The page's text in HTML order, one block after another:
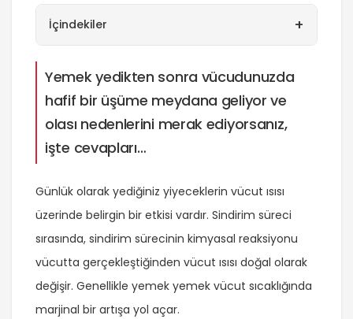
İçindekiler +
Yemek yedikten sonra vücudunuzda
hafif bir üşüme meydana geliyor ve
olası nedenlerini merak ediyorsanız,
işte cevapları…
Günlük olarak yediğiniz yiyeceklerin vücut ısısı
üzerinde belirgin bir etkisi vardır. Sindirim süreci
sırasında, sindirim sürecinin kimyasal reaksiyonu
vücutta gerçekleştiğinden vücut ısısı doğal olarak
değişir. Genellikle yemek yemek vücut sıcaklığında
marjinal bir artışa yol açar.